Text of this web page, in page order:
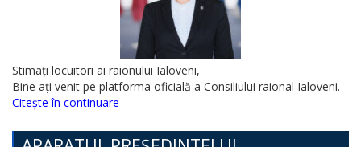
Stimați locuitori ai raionului Ialoveni,
Bine ați venit pe platforma oficială a Consiliului raional Ialoveni.
Citește în continuare